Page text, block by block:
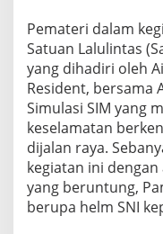
Pemateri dalam
Satuan Lalulintas
yang dihadiri oleh
Resident, bersama
Simulasi SIM yang
keselamatan
dijalan raya.
kegiatan ini
yang beruntung,
berupa helm SNI